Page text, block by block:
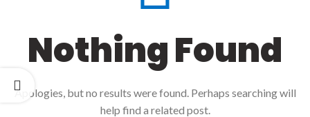
Nothing Found
Apologies, but no results were found. Perhaps searching will
help find a related post.